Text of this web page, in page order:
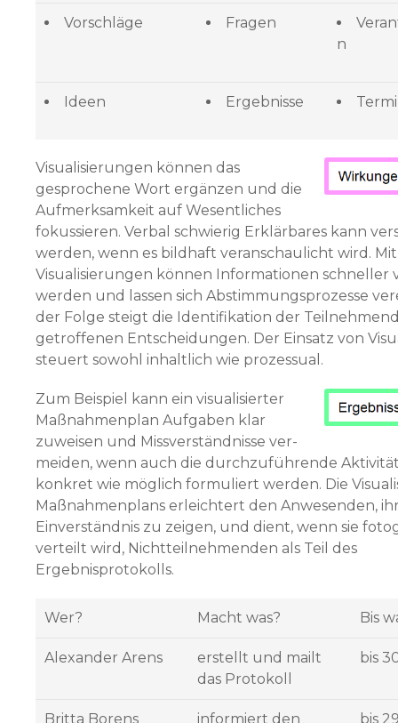
Vorschläge Fragen
n
Ideen Ergebnisse
Visualisierungen können das
gesprochene Wort ergän­zen und die
Aufmerksamkeit auf Wesentliches
fokussie­ren. Verbal schwierig Erklärbares kann
werden, wenn es bildhaft ver­anschaulicht wird.
Visualisierungen können Informationen schneller
werden und lassen sich Abstimmungsprozesse
der Folge steigt die Identifikation der
getroffenen Entscheidungen. Der Einsatz von
steuert sowohl inhaltlich wie prozessual.
Zum Beispiel kann ein visualisierter
Maßnahmenplan Aufgaben klar
zuweisen und Missverständnisse ver­
meiden, wenn auch die durchzuführende
konkret wie möglich formuliert werden. Die
Maßnahmenplans erleichtert den Anwesenden,
Einverständnis zu zeigen, und dient, wenn sie
verteilt wird, Nicht­teilnehmenden als Teil des
Ergebnisprotokolls.
Wer? Macht was? Bis
Alexander Arens
erstellt und mailt
das Protokoll
bis
Britta Borens informiert den bis